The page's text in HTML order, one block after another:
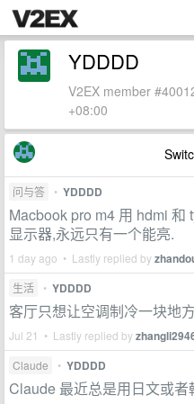
YDDDD
V2EX member
+08:00
问与答 • YDDDD
Macbook pro m4 用 hdmi 和
显示器,永远只有一个能亮.
1 day ago • Lastly replied by
生活 • YDDDD
客厅只想让空调制冷一块地
Jul 21 • Lastly replied by
Claude • YDDDD
Claude 最近总是用日文或者